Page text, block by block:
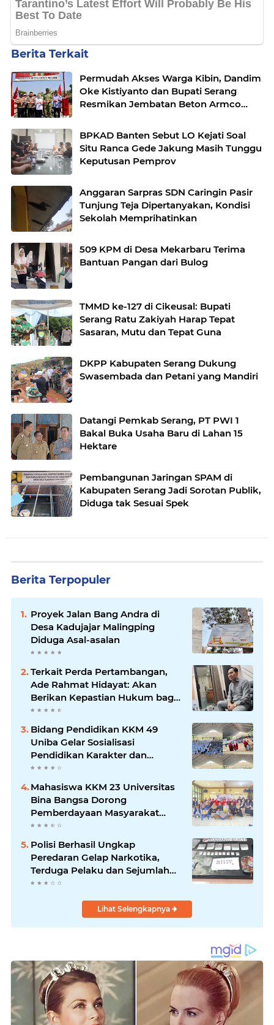
Berita Terkait
Permudah Akses Warga Kibin, Dandim
Oke Kistiyanto dan Bupati Serang
Resmikan Jembatan Beton Armco
BPKAD Banten Sebut LO Kejati Soal
Situ Ranca Gede Jakung Masih Tunggu
Keputusan Pemprov
Anggaran Sarpras SDN Caringin Pasir
Tunjung Teja Dipertanyakan, Kondisi
Sekolah Memprihatinkan
509 KPM di Desa Mekarbaru Terima
Bantuan Pangan dari Bulog
TMMD ke-127 di Cikeusal: Bupati
Serang Ratu Zakiyah Harap Tepat
Sasaran, Mutu dan Tepat Guna
DKPP Kabupaten Serang Dukung
Swasembada dan Petani yang Mandiri
Datangi Pemkab Serang, PT PWI 1
Bakal Buka Usaha Baru di Lahan 15
Hektare
Pembangunan Jaringan SPAM di
Kabupaten Serang Jadi Sorotan Publik,
Diduga tak Sesuai Spek
Berita Terpopuler
Proyek Jalan Bang Andra di
Desa Kadujajar Malingping
Diduga Asal-asalan
Terkait Perda Pertambangan,
Ade Rahmat Hidayat: Akan
Berikan Kepastian Hukum bagi
Masyarakat dan Pelaku Usaha
Bidang Pendidikan KKM 49
Uniba Gelar Sosialisasi
Pendidikan Karakter dan
Kenakalan Remaja di SMP
Negeri 1 Baros
Mahasiswa KKM 23 Universitas
Bina Bangsa Dorong
Pemberdayaan Masyarakat
melalui Seminar di Desa
Pelawad
Polisi Berhasil Ungkap
Peredaran Gelap Narkotika,
Terduga Pelaku dan Sejumlah
Barang Bukti Diamankan
Lihat Selengkapnya